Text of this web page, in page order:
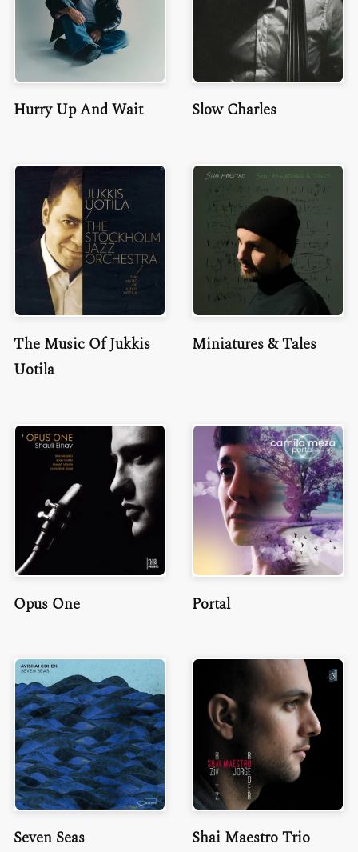
Hurry Up And Wait Slow Charles
The Music Of Jukkis
Uotila
Miniatures & Tales
Opus One Portal
Seven Seas Shai Maestro Trio